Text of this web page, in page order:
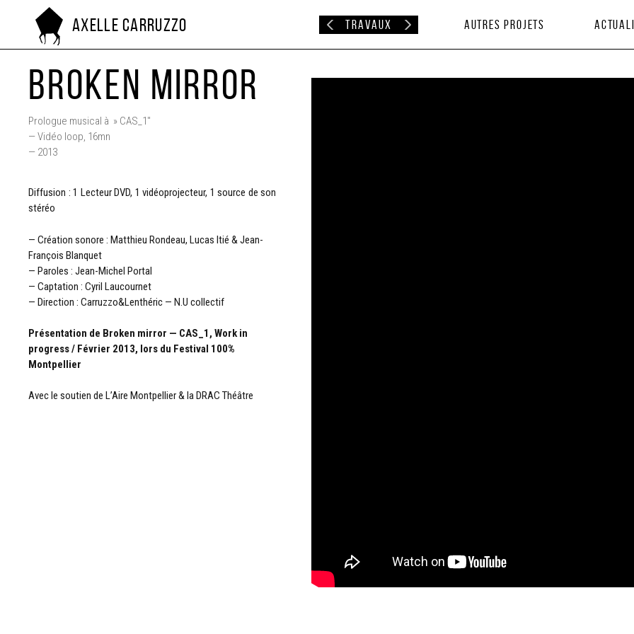
Axelle Carruzzo Travaux Autres projets
BROKEN MIRROR
Prologue musical à » CAS_1″
— Vidéo loop, 16mn
— 2013
Diffusion : 1 Lecteur DVD, 1 vidéoprojecteur, 1 source de son
stéréo
— Création sonore : Matthieu Rondeau, Lucas Itié & Jean-
François Blanquet
— Paroles : Jean-Michel Portal
— Captation : Cyril Laucournet
— Direction : Carruzzo&Lenthéric — N.U collectif
Présentation de Broken mirror — CAS_1, Work in
progress / Février 2013, lors du Festival 100%
Montpellier
Avec le soutien de L’Aire Montpellier & la DRAC Théâtre